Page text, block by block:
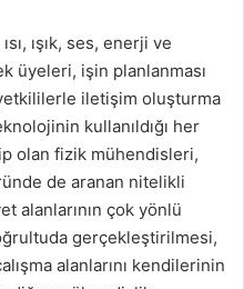
ışık, ses, enerji ve
üyeleri, işin planlanması
iletişim oluşturma
kullanıldığı her
olan fizik mühendisleri,
de aranan nitelikli
alanlarının çok yönlü
gerçekleştirilmesi,
alanlarını kendilerinin